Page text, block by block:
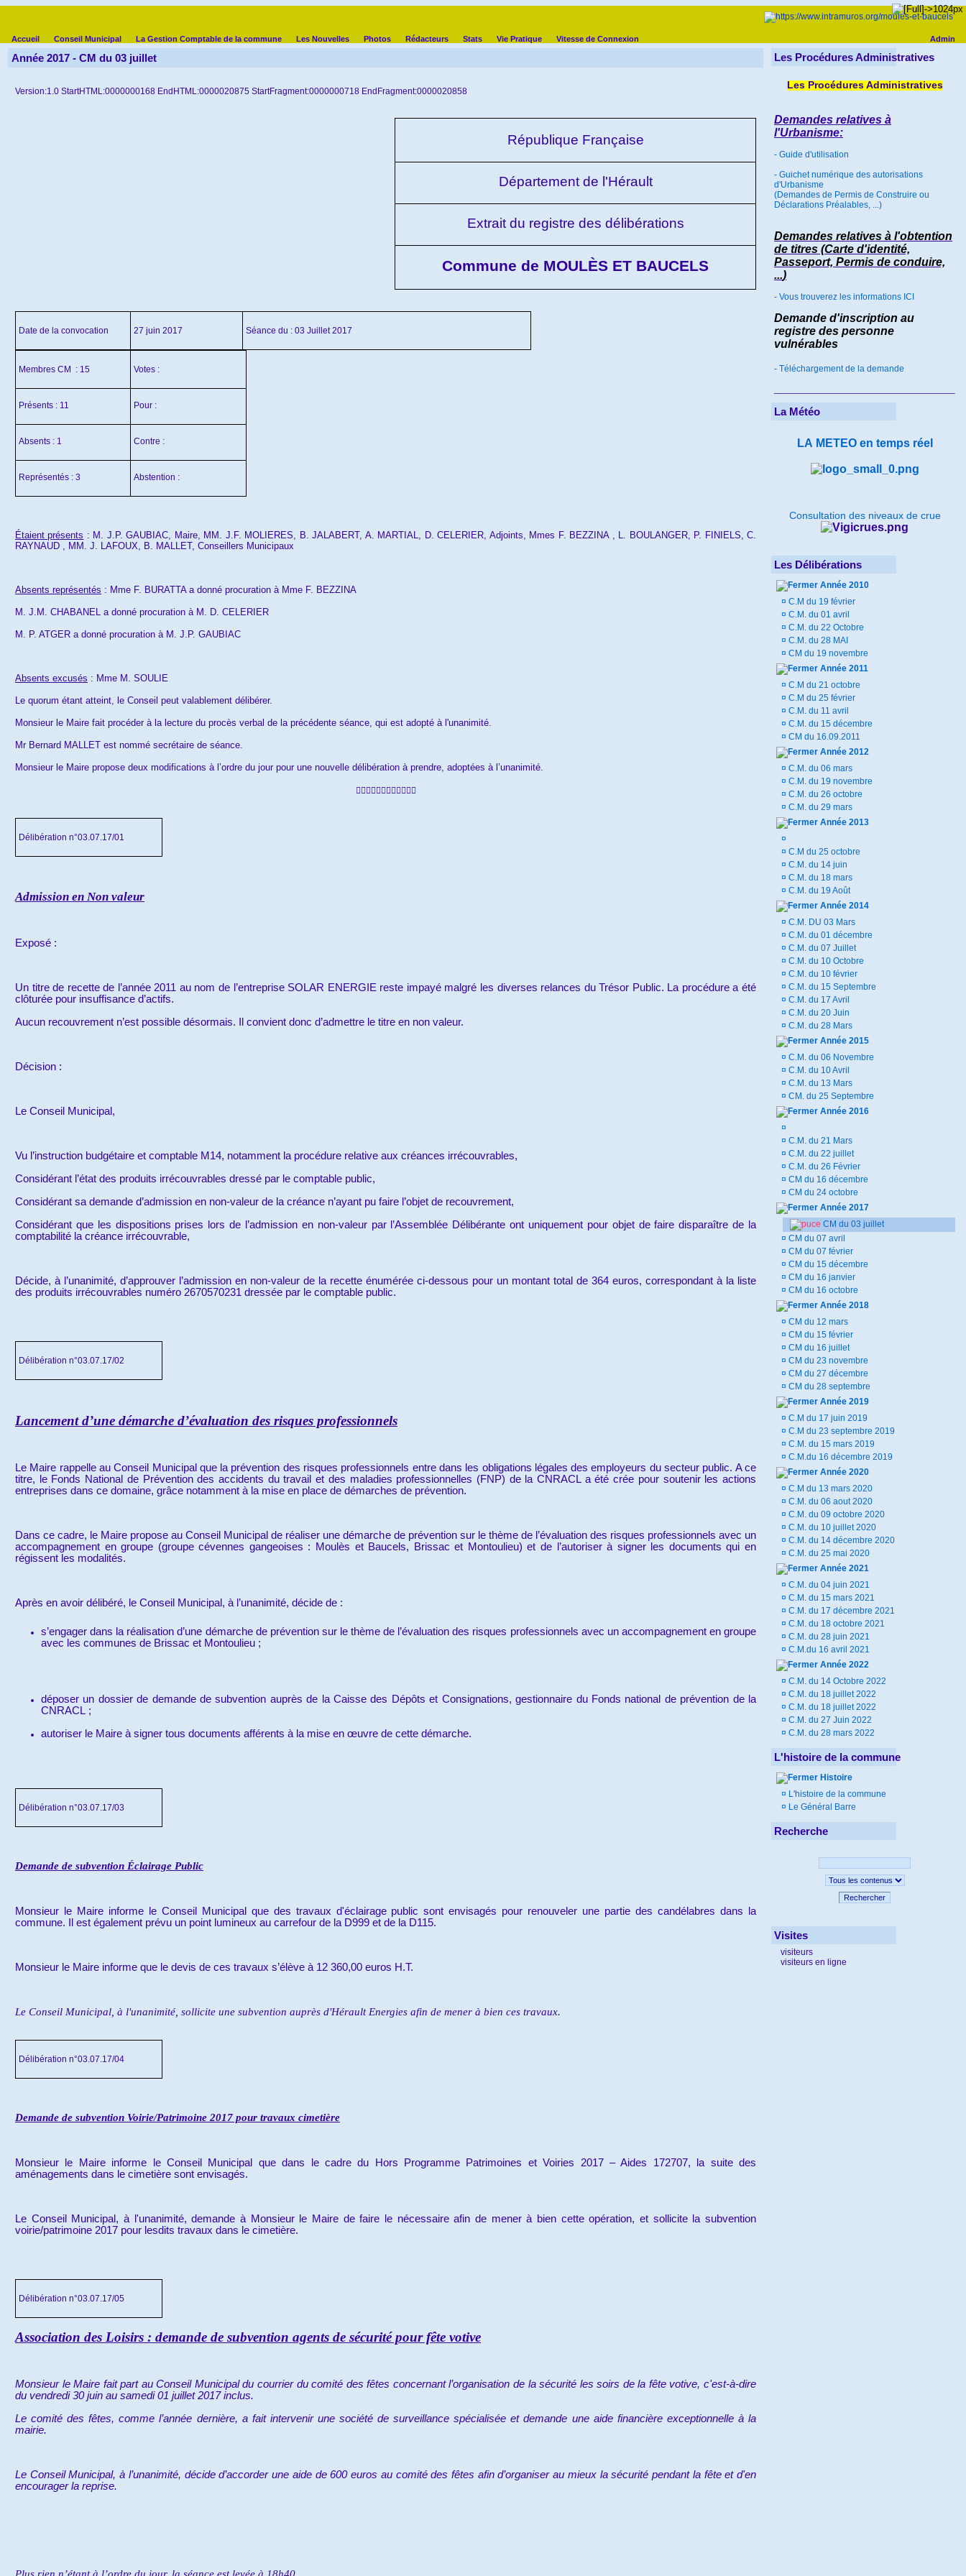
Admin
Accueil Conseil Municipal La Gestion Comptable de la commune Les Nouvelles Photos Rédacteurs Stats Vie Pratique Vitesse de Connexion
Année 2017 - CM du 03 juillet
Version:1.0 StartHTML:0000000168 EndHTML:0000020875 StartFragment:0000000718 EndFragment:0000020858
République Française
Département de l'Hérault
Extrait du registre des délibérations
Commune de MOULÈS ET BAUCELS
Date de la convocation 27 juin 2017 Séance du : 03 Juillet 2017
Membres CM : 15 Votes :
Présents : 11 Pour :
Absents : 1 Contre :
Représentés : 3 Abstention :
Étaient présents : M. J.P. GAUBIAC, Maire, MM. J.F. MOLIERES, B. JALABERT, A. MARTIAL, D. CELERIER, Adjoints, Mmes F. BEZZINA , L. BOULANGER, P. FINIELS,C.
RAYNAUD , MM. J. LAFOUX, B. MALLET, Conseillers Municipaux
Absents représentés : Mme F. BURATTA a donné procuration à Mme F. BEZZINA
M. J.M. CHABANEL a donné procuration à M. D. CELERIER
M. P. ATGER a donné procuration à M. J.P. GAUBIAC
Absents excusés : Mme M. SOULIE
Le quorum étant atteint, le Conseil peut valablement délibérer.
Monsieur le Maire fait procéder à la lecture du procès verbal de la précédente séance, qui est adopté à l'unanimité.
Mr Bernard MALLET est nommé secrétaire de séance.
Monsieur le Maire propose deux modifications à l’ordre du jour pour une nouvelle délibération à prendre, adoptées à l’unanimité.

Délibération n°03.07.17/01
Admission en Non valeur
Exposé :
Un titre de recette de l’année 2011 au nom de l’entreprise SOLAR ENERGIE reste impayé malgré les diverses relances du Trésor Public. La procédure a été
clôturée pour insuffisance d’actifs.
Aucun recouvrement n’est possible désormais. Il convient donc d’admettre le titre en non valeur.
Décision :
Le Conseil Municipal,
Vu l’instruction budgétaire et comptable M14, notamment la procédure relative aux créances irrécouvrables,
Considérant l’état des produits irrécouvrables dressé par le comptable public,
Considérant sa demande d’admission en non-valeur de la créance n’ayant pu faire l’objet de recouvrement,
Considérant que les dispositions prises lors de l’admission en non-valeur par l’Assemblée Délibérante ont uniquement pour objet de faire disparaître de la
comptabilité la créance irrécouvrable,
Décide, à l’unanimité, d’approuver l’admission en non-valeur de la recette énumérée ci-dessous pour un montant total de 364 euros, correspondant à la liste
des produits irrécouvrables numéro 2670570231 dressée par le comptable public.
Délibération n°03.07.17/02
Lancement d’une démarche d’évaluation des risques professionnels
Le Maire rappelle au Conseil Municipal que la prévention des risques professionnels entre dans les obligations légales des employeurs du secteur public. A ce
titre, le Fonds National de Prévention des accidents du travail et des maladies professionnelles (FNP) de la CNRACL a été crée pour soutenir les actions
entreprises dans ce domaine, grâce notamment à la mise en place de démarches de prévention.
Dans ce cadre, le Maire propose au Conseil Municipal de réaliser une démarche de prévention sur le thème de l’évaluation des risques professionnels avec un
accompagnement en groupe (groupe cévennes gangeoises : Moulès et Baucels, Brissac et Montoulieu) et de l’autoriser à signer les documents qui en
régissent les modalités.
Après en avoir délibéré, le Conseil Municipal, à l’unanimité, décide de :
s’engager dans la réalisation d’une démarche de prévention sur le thème de l’évaluation des risques professionnels avec un accompagnement en groupe
avec les communes de Brissac et Montoulieu ;
déposer un dossier de demande de subvention auprès de la Caisse des Dépôts et Consignations, gestionnaire du Fonds national de prévention de la
CNRACL ;
autoriser le Maire à signer tous documents afférents à la mise en œuvre de cette démarche.
Délibération n°03.07.17/03
Demande de subvention Éclairage Public
Monsieur le Maire informe le Conseil Municipal que des travaux d'éclairage public sont envisagés pour renouveler une partie des candélabres dans la
commune. Il est également prévu un point lumineux au carrefour de la D999 et de la D115.
Monsieur le Maire informe que le devis de ces travaux s’élève à 12 360,00 euros H.T.
Le Conseil Municipal, à l'unanimité, sollicite une subvention auprès d'Hérault Energies afin de mener à bien ces travaux.
Délibération n°03.07.17/04
Demande de subvention Voirie/Patrimoine 2017 pour travaux cimetière
Monsieur le Maire informe le Conseil Municipal que dans le cadre du Hors Programme Patrimoines et Voiries 2017 – Aides 172707, la suite des
aménagements dans le cimetière sont envisagés.
Le Conseil Municipal, à l'unanimité, demande à Monsieur le Maire de faire le nécessaire afin de mener à bien cette opération, et sollicite la subvention
voirie/patrimoine 2017 pour lesdits travaux dans le cimetière.
Délibération n°03.07.17/05
Association des Loisirs : demande de subvention agents de sécurité pour fête votive
Monsieur le Maire fait part au Conseil Municipal du courrier du comité des fêtes concernant l’organisation de la sécurité les soirs de la fête votive, c'est-à-dire
du vendredi 30 juin au samedi 01 juillet 2017 inclus.
Le comité des fêtes, comme l’année dernière, a fait intervenir une société de surveillance spécialisée et demande une aide financière exceptionnelle à la
mairie.
Le Conseil Municipal, à l’unanimité, décide d’accorder une aide de 600 euros au comité des fêtes afin d’organiser au mieux la sécurité pendant la fête et d'en
encourager la reprise.
Les Procédures Administratives
Les Procédures Administratives
Demandes relatives à
l'Urbanisme:
- Guide d'utilisation
- Guichet numérique des autorisations
d'Urbanisme
(Demandes de Permis de Construire ou
Déclarations Préalables, ...)
Demandes relatives à l'obtention
de titres (Carte d'identité,
Passeport, Permis de conduire,
...)
- Vous trouverez les informations ICI
Demande d'inscription au
registre des personne
vulnérables
- Téléchargement de la demande
La Météo
LA METEOen temps réel
Consultation des niveaux de crue
Les Délibérations
Année 2010
¤ C.M du 19 février
¤ C.M. du 01 avril
¤ C.M. du 22 Octobre
¤ C.M. du 28 MAI
¤ CM du 19 novembre
Année 2011
¤ C.M du 21 octobre
¤ C.M du 25 février
¤ C.M. du 11 avril
¤ C.M. du 15 décembre
¤ CM du 16.09.2011
Année 2012
¤ C.M. du 06 mars
¤ C.M. du 19 novembre
¤ C.M. du 26 octobre
¤ C.M. du 29 mars
Année 2013
¤
¤ C.M du 25 octobre
¤ C.M. du 14 juin
¤ C.M. du 18 mars
¤ C.M. du 19 Août
Année 2014
¤ C.M. DU 03 Mars
¤ C.M. du 01 décembre
¤ C.M. du 07 Juillet
¤ C.M. du 10 Octobre
¤ C.M. du 10 février
¤ C.M. du 15 Septembre
¤ C.M. du 17 Avril
¤ C.M. du 20 Juin
¤ C.M. du 28 Mars
Année 2015
¤ C.M. du 06 Novembre
¤ C.M. du 10 Avril
¤ C.M. du 13 Mars
¤ CM. du 25 Septembre
Année 2016
¤
¤ C.M. du 21 Mars
¤ C.M. du 22 juillet
¤ C.M. du 26 Février
¤ CM du 16 décembre
¤ CM du 24 octobre
Année 2017
CM du 03 juillet
¤ CM du 07 avril
¤ CM du 07 février
¤ CM du 15 décembre
¤ CM du 16 janvier
¤ CM du 16 octobre
Année 2018
¤ CM du 12 mars
¤ CM du 15 février
¤ CM du 16 juillet
¤ CM du 23 novembre
¤ CM du 27 décembre
¤ CM du 28 septembre
Année 2019
¤ C.M du 17 juin 2019
¤ C.M du 23 septembre 2019
¤ C.M. du 15 mars 2019
¤ C.M.du 16 décembre 2019
Année 2020
¤ C.M du 13 mars 2020
¤ C.M. du 06 aout 2020
¤ C.M. du 09 octobre 2020
¤ C.M. du 10 juillet 2020
¤ C.M. du 14 décembre 2020
¤ C.M. du 25 mai 2020
Année 2021
¤ C.M. du 04 juin 2021
¤ C.M. du 15 mars 2021
¤ C.M. du 17 décembre 2021
¤ C.M. du 18 octobre 2021
¤ C.M. du 28 juin 2021
¤ C.M.du 16 avril 2021
Année 2022
¤ C.M. du 14 Octobre 2022
¤ C.M. du 18 juillet 2022
¤ C.M. du 18 juillet 2022
¤ C.M. du 27 Juin 2022
¤ C.M. du 28 mars 2022
L'histoire de la commune
Histoire
¤ L'histoire de la commune
¤ Le Général Barre
Recherche
Rechercher
Visites
visiteurs
visiteurs en ligne